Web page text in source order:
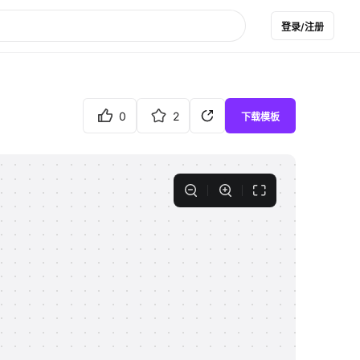
登录/注册
0 2 下载模板